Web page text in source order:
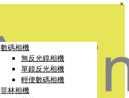
數碼相機
無反光鏡相機
單鏡反光相機
輕便數碼相機
菲林相機
×